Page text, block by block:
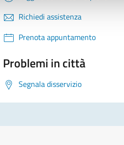
Richiedi assistenza
Prenota appuntamento
Problemi in città
Segnala disservizio